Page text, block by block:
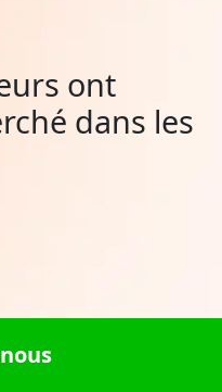
ont
dans les